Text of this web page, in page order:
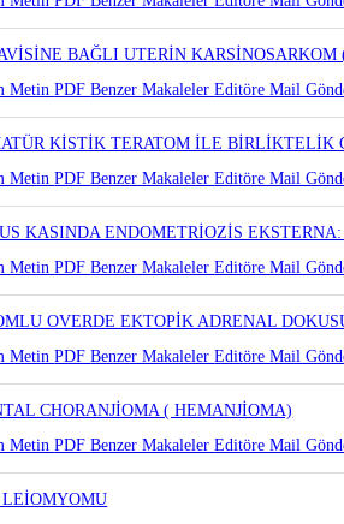
BAĞLI UTERİN
MetinPDFBenzer MakalelerEditöre Mail
KİSTİK TERATOM İLE BİRLİKTELİK
MetinPDFBenzer MakalelerEditöre Mail
KASINDA ENDOMETRİOZİS
MetinPDFBenzer MakalelerEditöre Mail
OVERDE EKTOPİK ADRENAL
MetinPDFBenzer MakalelerEditöre Mail
CHORANJİOMA ( HEMANJİOMA)
MetinPDFBenzer MakalelerEditöre Mail
LEİOMYOMU